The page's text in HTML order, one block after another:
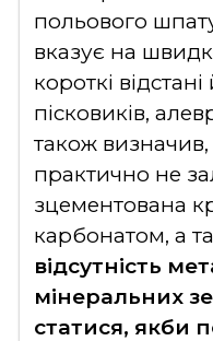
польового
вказує на
короткі
пісковиків,
також
практично не
зцементована
карбонатом, а
відсутність
мінеральних
статися, якби